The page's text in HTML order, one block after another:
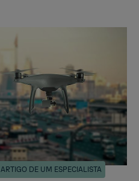
ARTIGO DE UM ESPECIALISTA